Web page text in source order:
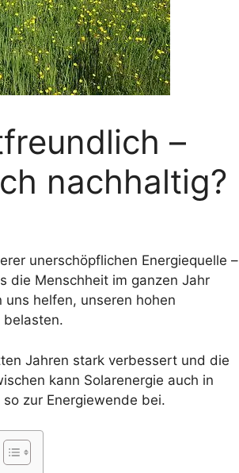
–
nachhaltig?
unerschöpflichen Energiequelle –
die Menschheit im ganzen Jahr
helfen, unseren hohen
Jahren stark verbessert und die
kann Solarenergie auch in
zur Energiewende bei.